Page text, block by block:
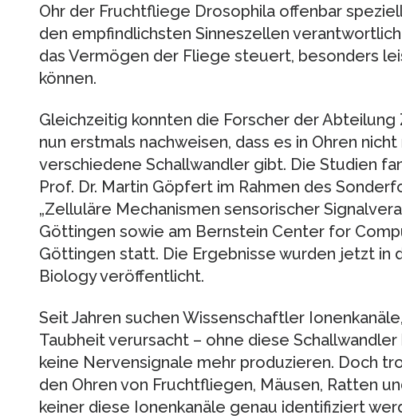
Ohr der Fruchtfliege Drosophila offenbar
den empfindlichsten Sinneszellen
das Vermögen der Fliege steuert, besonders
können.
Gleichzeitig konnten die Forscher der
nun erstmals nachweisen, dass es in Ohren
verschiedene Schallwandler gibt. Die Studien
Prof. Dr. Martin Göpfert im Rahmen des
„Zelluläre Mechanismen sensorischer
Göttingen sowie am Bernstein Center for
Göttingen statt. Die Ergebnisse wurden jetzt in
Biology veröffentlicht.
Seit Jahren suchen Wissenschaftler
Taubheit verursacht – ohne diese Schallwandler
keine Nervensignale mehr produzieren. Doch
den Ohren von Fruchtfliegen, Mäusen, Ratten
keiner diese Ionenkanäle genau identifiziert